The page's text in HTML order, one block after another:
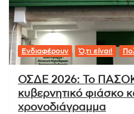
Ενδιαφέρουν Ό,τι είναι!
ΟΣΔΕ 2026: Το ΠΑΣΟΚ
κυβερνητικό φιάσκο
χρονοδιάγραμμα